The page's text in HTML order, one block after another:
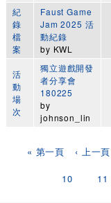
紀
錄
檔
案
Faust Game
Jam 2025 活
動紀錄
by KWL
活
動
場
次
獨立遊戲開發
者分享會
180225
by
johnson_lin
頁面« 第一頁 ‹ 上一頁
10 11